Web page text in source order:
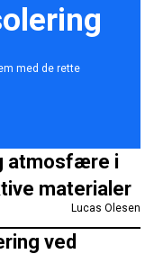
med de rette
atmosfære i
materialer
Lucas Olesen
ved